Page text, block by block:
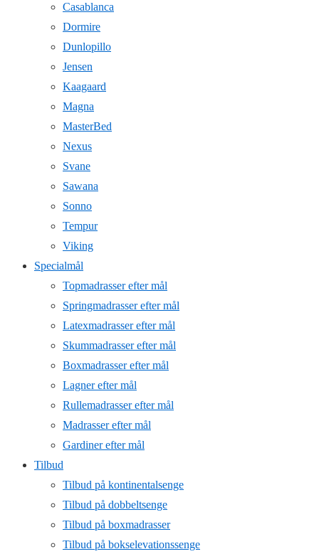
Casablanca
Dormire
Dunlopillo
Jensen
Kaagaard
Magna
MasterBed
Nexus
Svane
Sawana
Sonno
Tempur
Viking
Specialmål
Topmadrasser efter mål
Springmadrasser efter mål
Latexmadrasser efter mål
Skummadrasser efter mål
Boxmadrasser efter mål
Lagner efter mål
Rullemadrasser efter mål
Madrasser efter mål
Gardiner efter mål
Tilbud
Tilbud på kontinentalsenge
Tilbud på dobbeltsenge
Tilbud på boxmadrasser
Tilbud på bokselevationssenge